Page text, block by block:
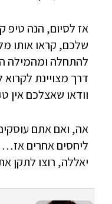
אז לסיום, הנה טיפ
שלכם, קראו אותו
להתחלה ומהמילה
דרך מצויינת
וודאו שאצלכם אין
אה, ואם אתם
ליחסים אחרים אז…
יאללה, רוצו לתקן